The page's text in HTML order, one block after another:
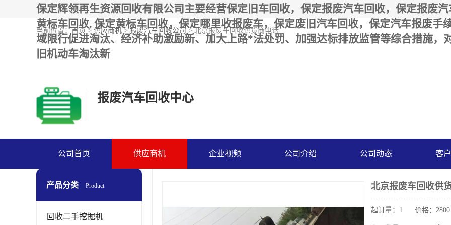
保定辉领再生资源回收有限公司主要经营保定旧车回收，保定报废汽车回收，保定报废
黄标车回收, 保定黄标车回收，保定哪里收报废车，保定废旧汽车回收，保定汽车报废手
域限行促进淘汰、经济补助激励新、加大上路*法处罚、加强达标排放监管等综合措施，
旧机动车淘汰新
报废汽车回收中心
公司首页 供应商机 企业视频 公司介绍 公司动态 客
当前位置：首页 > 供应商机 >报废汽车回收公司 > 北京报废车回收供货商电话
产品分类 Product
回收二手挖掘机
北京报废车回收供
起订量：1 价格：2800